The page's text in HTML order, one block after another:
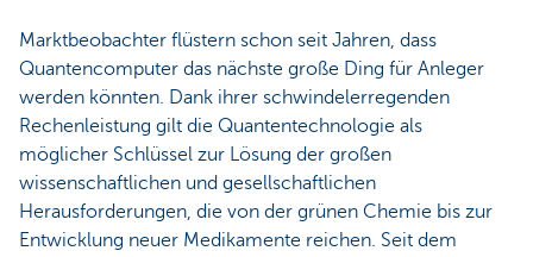
Marktbeobachter flüstern schon seit Jahren, dass
Quantencomputer das nächste große Ding für Anleger
werden könnten. Dank ihrer schwindelerregenden
Rechenleistung gilt die Quantentechnologie als
möglicher Schlüssel zur Lösung der großen
wissenschaftlichen und gesellschaftlichen
Herausforderungen, die von der grünen Chemie bis zur
Entwicklung neuer Medikamente reichen. Seit dem